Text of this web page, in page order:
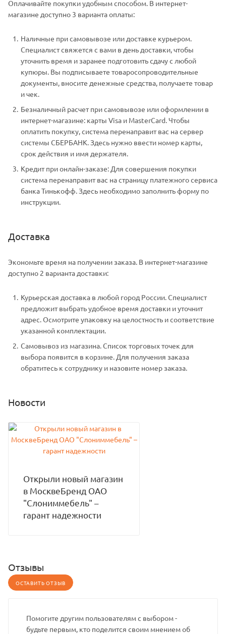
Оплачивайте покупки удобным способом. В интернет-
магазине доступно 3 варианта оплаты:
Наличные при самовывозе или доставке курьером.
Специалист свяжется с вами в день доставки, чтобы
уточнить время и заранее подготовить сдачу с любой
купюры. Вы подписываете товаросопроводительные
документы, вносите денежные средства, получаете товар
и чек.
Безналичный расчет при самовывозе или оформлении в
интернет-магазине: карты Visa и MasterCard. Чтобы
оплатить покупку, система перенаправит вас на сервер
системы СБЕРБАНК. Здесь нужно ввести номер карты,
срок действия и имя держателя.
Кредит при онлайн-заказе: Для совершения покупки
система перенаправит вас на страницу платежного сервиса
банка Тинькофф. Здесь необходимо заполнить форму по
инструкции.
Доставка
Экономьте время на получении заказа. В интернет-магазине
доступно 2 варианта доставки:
Курьерская доставка в любой город России. Специалист
предложит выбрать удобное время доставки и уточнит
адрес. Осмотрите упаковку на целостность и соответствие
указанной комплектации.
Самовывоз из магазина. Список торговых точек для
выбора появится в корзине. Для получения заказа
обратитесь к сотруднику и назовите номер заказа.
Новости
Открыли новый магазин
в МосквеБренд ОАО
"Слониммебель" –
гарант надежности
Отзывы
ОСТАВИТЬ ОТЗЫВ
Помогите другим пользователям с выбором -
будьте первым, кто поделится своим мнением об